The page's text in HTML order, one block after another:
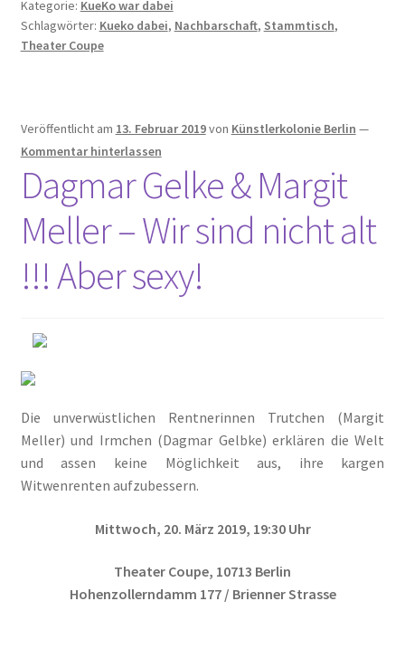
Kategorie: KueKo war dabei
Schlagwörter: Kueko dabei, Nachbarschaft, Stammtisch,
Theater Coupe
Veröffentlicht am 13. Februar 2019von Künstlerkolonie Berlin —
Kommentar hinterlassen
Dagmar Gelke & Margit
Meller – Wir sind nicht alt
!!! Aber sexy!
Die unverwüstlichen Rentnerinnen Trutchen (Margit
Meller) und Irmchen (Dagmar Gelbke) erklären die Welt
und assen keine Möglichkeit aus, ihre kargen
Witwenrenten aufzubessern.
Mittwoch, 20. März 2019, 19:30 Uhr
Theater Coupe, 10713 Berlin
Hohenzollerndamm 177 / Brienner Strasse